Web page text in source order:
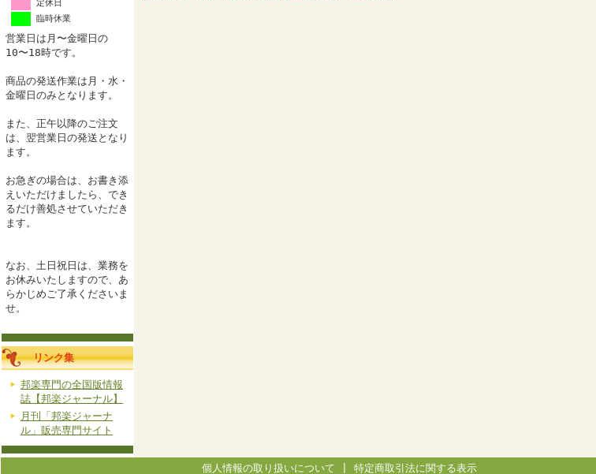
定休日
臨時休業
営業日は月〜金曜日の
10〜18時です。
商品の発送作業は月・水・
金曜日のみとなります。
また、正午以降のご注文
は、翌営業日の発送となり
ます。
お急ぎの場合は、お書き添
えいただけましたら、でき
るだけ善処させていただき
ます。
なお、土日祝日は、業務を
お休みいたしますので、あ
らかじめご了承くださいま
せ。
リンク集
邦楽専門の全国版情報
誌【邦楽ジャーナル】
月刊「邦楽ジャーナ
ル」販売専門サイト
個人情報の取り扱いについて 特定商取引法に関する表示